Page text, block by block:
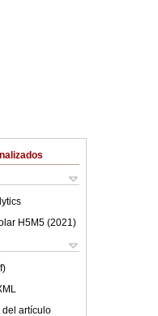
H5M5 (2021 )
del artículo